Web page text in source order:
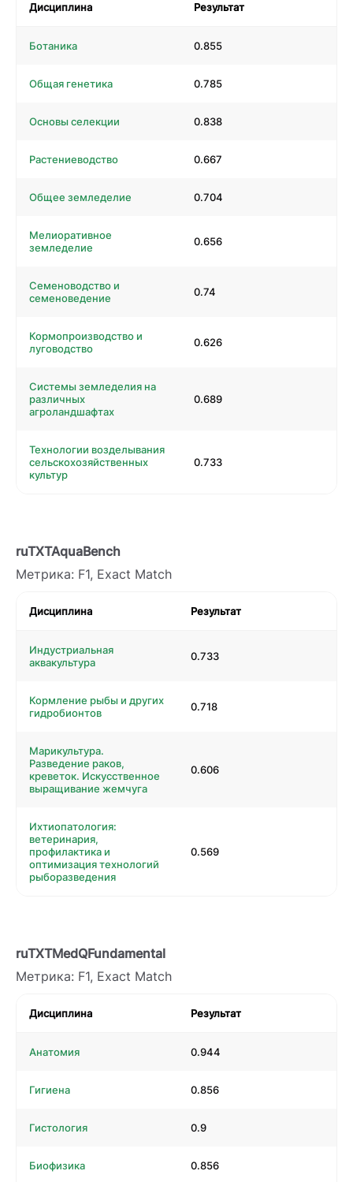
Дисциплина Результат
Ботаника 0.855
Общая генетика 0.785
Основы селекции 0.838
Растениеводство 0.667
Общее земледелие 0.704
Мелиоративное
земледелие
0.656
Семеноводство и
семеноведение
0.74
Кормопроизводство и
луговодство
0.626
Системы земледелия на
различных
агроландшафтах
0.689
Технологии возделывания
сельскохозяйственных
культур
0.733
ruTXTAquaBench
Метрика: F1, Exact Match
Дисциплина Результат
Индустриальная
аквакультура
0.733
Кормление рыбы и других
гидробионтов
0.718
Марикультура.
Разведение раков,
креветок. Искусственное
выращивание жемчуга
0.606
Ихтиопатология:
ветеринария,
профилактика и
оптимизация технологий
рыборазведения
0.569
ruTXTMedQFundamental
Метрика: F1, Exact Match
Дисциплина Результат
Анатомия 0.944
Гигиена 0.856
Гистология 0.9
Биофизика 0.856